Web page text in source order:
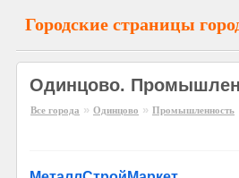
Городские страницы
Одинцово.
Все города » Одинцово » Промышленность